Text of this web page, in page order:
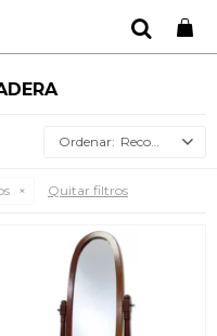
Recomendados
Quitar filtros